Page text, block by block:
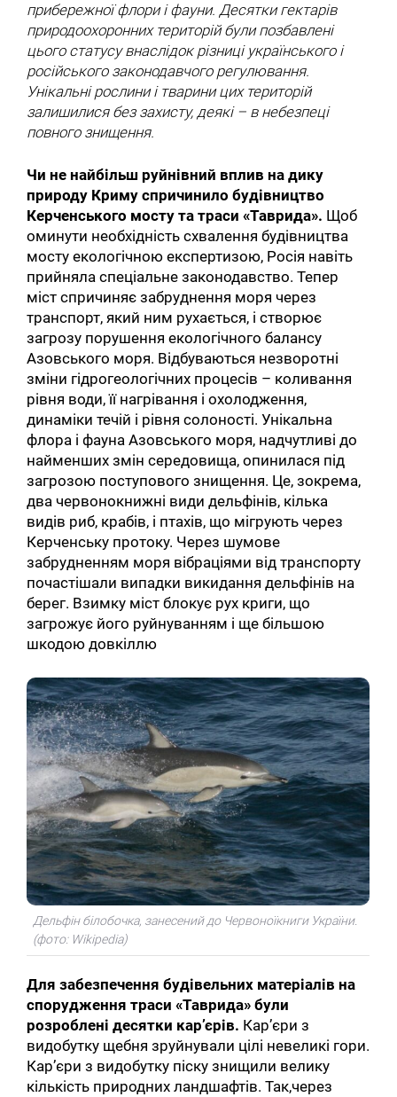
прибережної флори і фауни. Десятки гектарів
природоохоронних територій були позбавлені
цього статусу внаслідок різниці українського і
російського законодавчого регулювання.
Унікальні рослини і тварини цих територій
залишилися без захисту, деякі – в небезпеці
повного знищення.
Чи не найбільш руйнівний вплив на дику
природу Криму спричинило будівництво
Керченського мосту та траси «Таврида». Щоб
оминути необхідність схвалення будівництва
мосту екологічною експертизою, Росія навіть
прийняла спеціальне законодавство. Тепер
міст спричиняє забруднення моря через
транспорт, який ним рухається, і створює
загрозу порушення екологічного балансу
Азовського моря. Відбуваються незворотні
зміни гідрогеологічних процесів – коливання
рівня води, її нагрівання і охолодження,
динаміки течій і рівня солоності. Унікальна
флора і фауна Азовського моря, надчутливі до
найменших змін середовища, опинилася під
загрозою поступового знищення. Це, зокрема,
два червонокнижні види дельфінів, кілька
видів риб, крабів, і птахів, що мігрують через
Керченську протоку. Через шумове
забрудненням моря вібраціями від транспорту
почастішали випадки викидання дельфінів на
берег. Взимку міст блокує рух криги, що
загрожує його руйнуванням і ще більшою
шкодою довкіллю
Дельфін білобочка, занесений до Червоноїкниги України.
(фото: Wikipedia)
Для забезпечення будівельних матеріалів на
спорудження траси «Таврида» були
розроблені десятки кар’єрів. Кар’єри з
видобутку щебня зруйнували цілі невеликі гори.
Кар’єри з видобутку піску знищили велику
кількість природних ландшафтів. Так,через